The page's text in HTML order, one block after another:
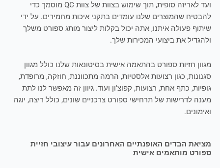
ועד לאריזה סופית, תוך שימוש בצוות של צוות QC מוסמך כדי
להבטיח שהמוצרים שלנו עומדים בתקני איכות מחמירים. על ידי
שיתוף פעולה איתנו, אתה יכול בקלות ליצור מותג ספורט משלך
ולהגדיל את ביצועי המכירות שלך.
מגוון חזיות ספורט בהתאמה אישית בסיטונאות שלנו כולל מגוון
סגנונות, כגון רצועות אלסטיות, הרמה מתכווננת, חוזקה, מרופדת,
גופיות, כתף אחת, רצועות, קפוצ'ון ועוד. גיוון זה מאפשר לנו לתת
מענה לדרישות של תרחישי ספורט צרכניים שונים, כולל ריצה, יוגה
ואימונים.
מציאת הבדים האופנתיים האחרונים עבור עיצובי חזיית
ספורט מותאמים אישית